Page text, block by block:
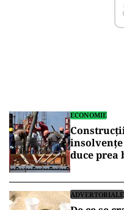
ECONOMIE
insolvențe
duce prea
ADVERTORIALE